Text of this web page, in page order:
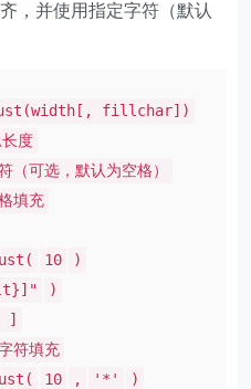
，并使用指定字符（默认
fillchar])
度
可选，默认为空格）
填充
10
)
)
]
符填充
10 , '*'
)